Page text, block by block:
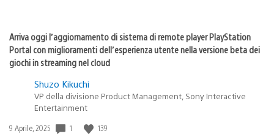
Arriva oggi l’aggiornamento di sistema di remote player PlayStation
Portal con miglioramenti dell’esperienza utente nella versione beta dei
giochi in streaming nel cloud
Shuzo Kikuchi
VP della divisione Product Management, Sony Interactive
Entertainment
Data
9 Aprile, 2025 1 139